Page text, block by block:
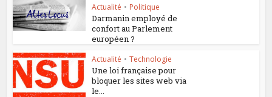
Actualité • Politique
Darmanin employé de
confort au Parlement
européen ?
Actualité • Technologie
Une loi française pour
bloquer les sites web via
le...